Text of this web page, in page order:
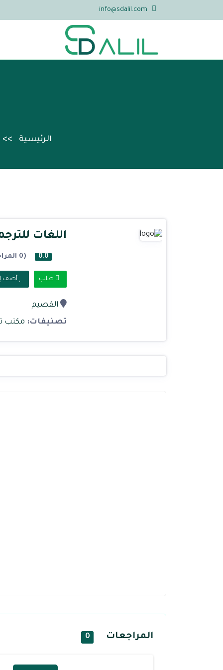
info@sdalil.com
الرئيسية
اللغات
0.0 (0 المراجعات)
طلب أضف
القصيم
تصنيفات: مكتب
المراجعات 0